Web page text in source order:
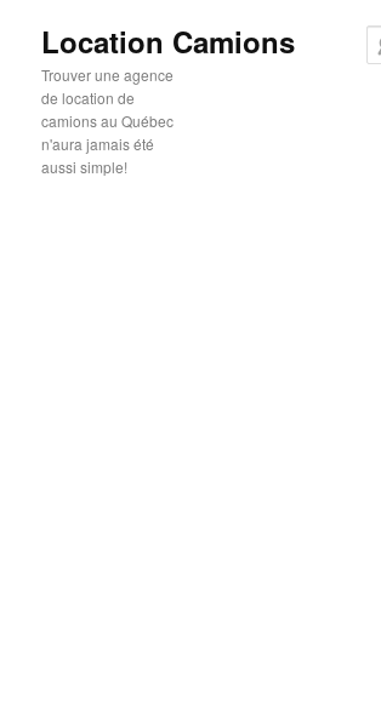
Location Camions
Trouver une agence
de location de
camions au Québec
n'aura jamais été
aussi simple!